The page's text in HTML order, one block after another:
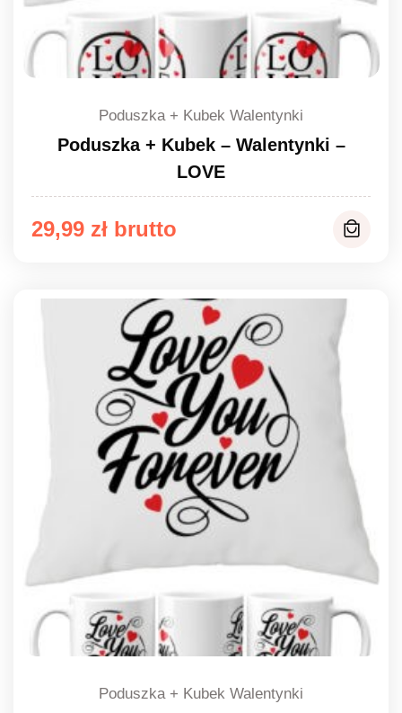
Poduszka + Kubek Walentynki
Poduszka + Kubek – Walentynki –
LOVE
29,99 zł
Poduszka + Kubek Walentynki